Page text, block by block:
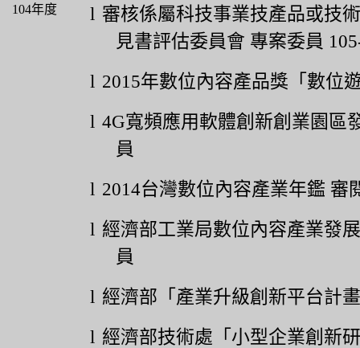
104年度 l 審核係屬科技事業技產品或技
見書評估委員會 專案委員
l 2015年數位內容產品獎「數位
l 4G寬頻應用軟體創新創業園區
員
l 2014台灣數位內容產業年鑑 審
l 經濟部工業局數位內容產業發
員
l 經濟部 「 產業升級創新平台計
l 經濟部技術處「小型企業創新